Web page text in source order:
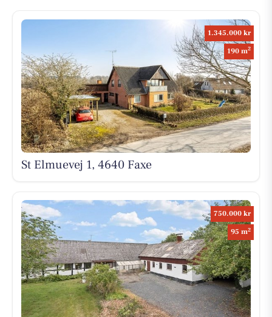
1.345.000 kr
190 m2
St Elmuevej 1, 4640 Faxe
750.000 kr
95 m2